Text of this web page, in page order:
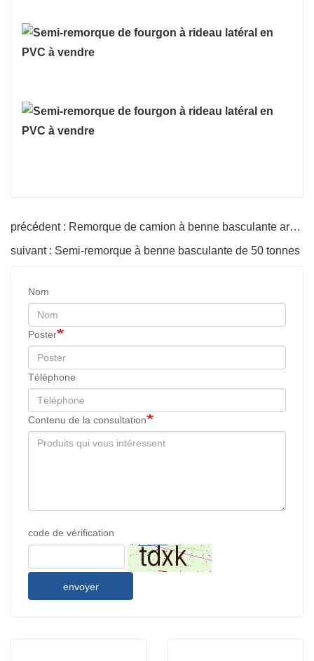
précédent : Remorque de camion à benne basculante arrière hydraulique
suivant : Semi-remorque à benne basculante de 50 tonnes
Nom
Poster
Téléphone
Contenu de la consultation
code de vérification
envoyer